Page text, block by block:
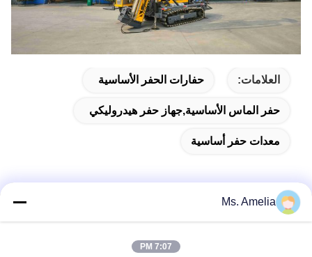
العلامات: حفارات الحفر الأساسية
حفر الماس الأساسية,جهاز حفر هيدروليكي
معدات حفر أساسية
Ms. Amelia
7:07 PM